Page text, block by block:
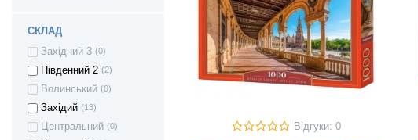
СКЛАД
Західний 3 (0)
Південний 2 (2)
Волинський (0)
Західий (13)
Центральний (0) Відгуки: 0